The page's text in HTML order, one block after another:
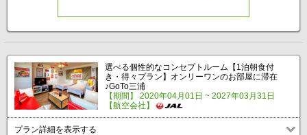
選べる個性的なコンセプトルーム【1泊朝食付
き・得々プラン】オンリーワンのお部屋に滞在
♪GoTo三浦
【期間】 2020年04月01日 ~ 2027年03月31日
【航空会社】
プラン詳細を表示する